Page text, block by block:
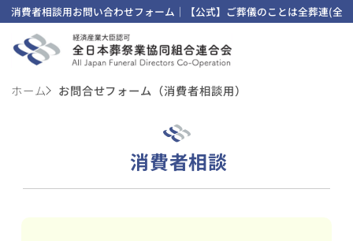
消費者相談用お問い合わせフォーム｜【公式】ご葬儀のことは全葬連(全
ホーム お問合せフォーム（消費者相談用）
消費者相談